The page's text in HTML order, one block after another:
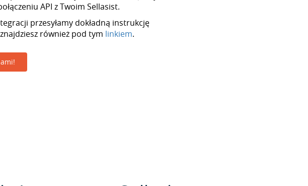
API z Twoim Sellasist.
przesyłamy dokładną instrukcję
również pod tym linkiem.